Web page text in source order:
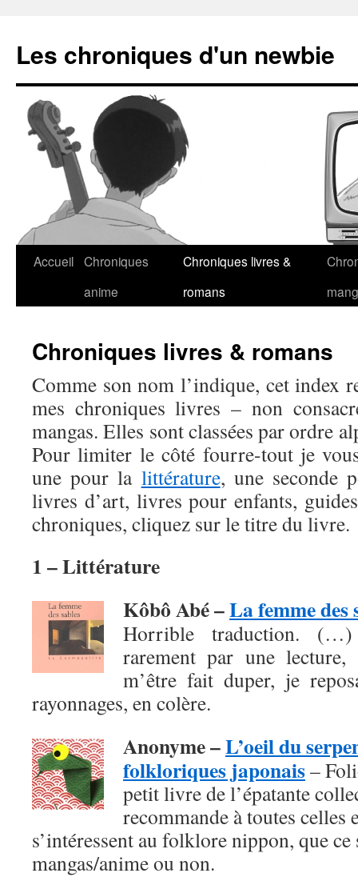
Les chroniques d'un newbie
Accueil Chroniques
anime
Chroniques livres &
romans
Chroniques livres & romans
Comme son nom l’indique, cet index
mes chroniques livres – non
mangas. Elles sont classées par ordre
Pour limiter le côté fourre-tout je
une pour la littérature, une seconde
livres d’art, livres pour enfants,
chroniques, cliquez sur le titre du livre.
1 – Littérature
Kôbô Abé –La femme des
Horrible traduction.
rarement par une lecture,
m’être fait duper, je
rayonnages, en colère.
Anonyme –L’oeil du
folkloriques japonais–
petit livre de l’épatante
recommande à toutes celles
s’intéressent au folklore nippon, que
mangas/anime ou non.